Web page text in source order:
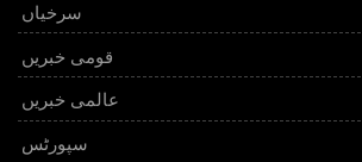
سرخیاں
قومی خبریں
عالمی خبریں
سپورٹس